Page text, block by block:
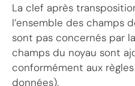
La clef après
l’ensemble des champs
sont pas concernés par
champs du noyau sont
conformément aux règles
données).